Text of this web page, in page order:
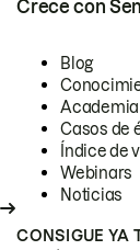
Crece con
Blog
Academia
Casos de
Índice de
Webinars
Noticias
CONSIGUE YA